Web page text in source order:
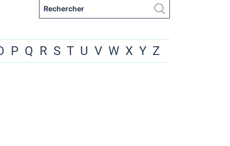
P Q R S T U V W X Y Z